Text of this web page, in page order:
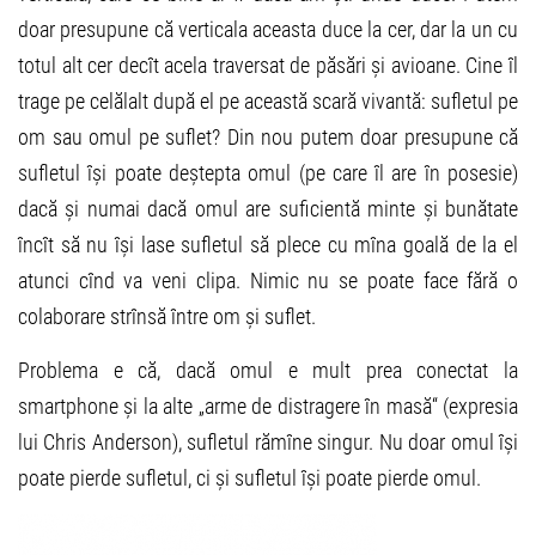
doar presupune că verticala aceasta duce la cer, dar la un cu
totul alt cer decît acela traversat de păsări și avioane. Cine îl
trage pe celălalt după el pe această scară vivantă: sufletul pe
om sau omul pe suflet? Din nou putem doar presupune că
sufletul își poate deștepta omul (pe care îl are în posesie)
dacă și numai dacă omul are suficientă minte și bunătate
încît să nu își lase sufletul să plece cu mîna goală de la el
atunci cînd va veni clipa. Nimic nu se poate face fără o
colaborare strînsă între om și suflet.
Problema e că, dacă omul e mult prea conectat la
smartphone și la alte „arme de distragere în masă“ (expresia
lui Chris Anderson), sufletul rămîne singur. Nu doar omul își
poate pierde sufletul, ci și sufletul își poate pierde omul.